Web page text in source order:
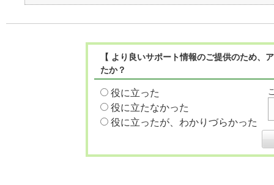
【 より良いサポート情報のご提供のため
たか？
役に立った
役に立たなかった
役に立ったが、わかりづらかった